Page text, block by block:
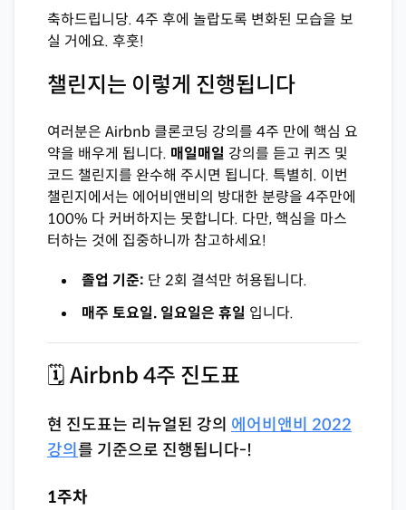
축하드립니당. 4주 후에 놀랍도록 변화된 모습을 보
실 거에요. 후훗!
챌린지는 이렇게 진행됩니다
여러분은 Airbnb 클론코딩 강의를 4주 만에 핵심 요
약을 배우게 됩니다. 매일매일 강의를 듣고 퀴즈 및
코드 챌린지를 완수해 주시면 됩니다. 특별히. 이번
챌린지에서는 에어비앤비의 방대한 분량을 4주만에
100% 다 커버하지는 못합니다. 다만, 핵심을 마스
터하는 것에 집중하니까 참고하세요!
졸업 기준: 단 2회 결석만 허용됩니다.
매주 토요일. 일요일은 휴일 입니다.
🗓 Airbnb 4주 진도표
현 진도표는 리뉴얼된 강의 에어비앤비 2022
강의 를 기준으로 진행됩니다-!
1주차